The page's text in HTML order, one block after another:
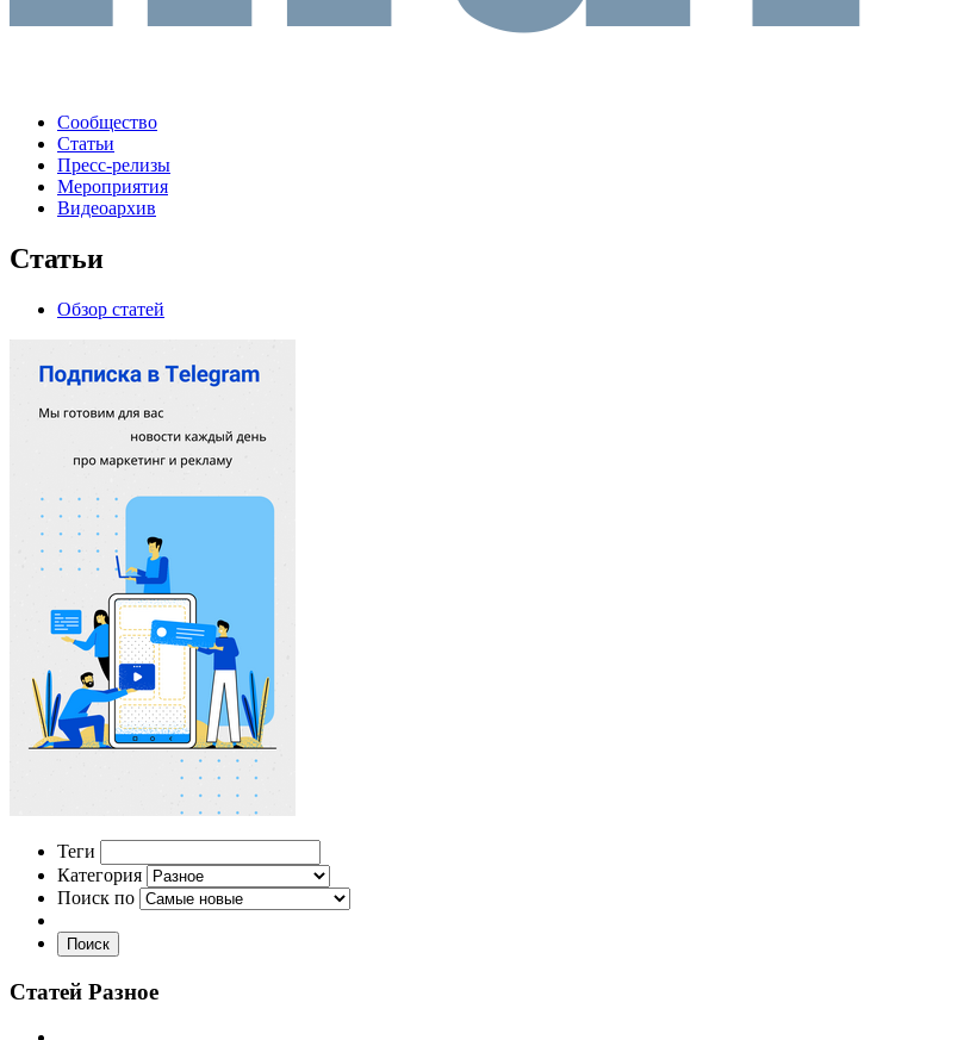
Сообщество
Статьи
Пресс-релизы
Мероприятия
Видеоархив
Статьи
Обзор статей
Теги
Категория
Поиск по
Поиск
Статей Разное